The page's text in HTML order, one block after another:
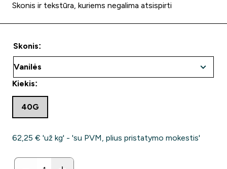
Skonis ir tekstūra, kuriems negalima atsispirti
Skonis:
Kiekis:
40G
62,25 €‎ 'už kg' - 'su PVM, plius pristatymo mokestis'